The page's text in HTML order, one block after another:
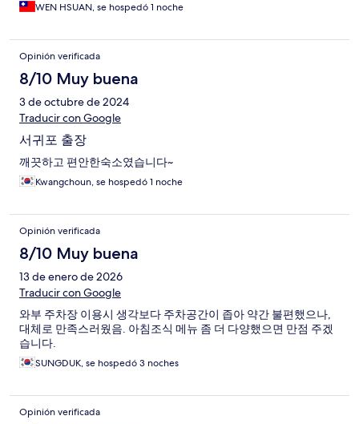
WEN HSUAN, se hospedó 1 noche
Opinión verificada
8/10 Muy buena
3 de octubre de 2024
Traducir con Google
서귀포 출장
깨끗하고 편안한숙소였습니다~
Kwangchoun, se hospedó 1 noche
Opinión verificada
8/10 Muy buena
13 de enero de 2026
Traducir con Google
와부 주차장 이용시 생각보다 주차공간이 좁아 약간 불편했으나,
대체로 만족스러웠음. 아침조식 메뉴 좀 더 다양했으면 만점 주겠
습니다.
SUNGDUK, se hospedó 3 noches
Opinión verificada